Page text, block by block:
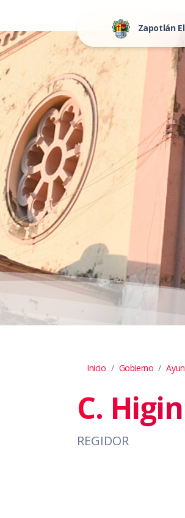
Zapotlán
Inicio Gobierno
C.
REGIDOR